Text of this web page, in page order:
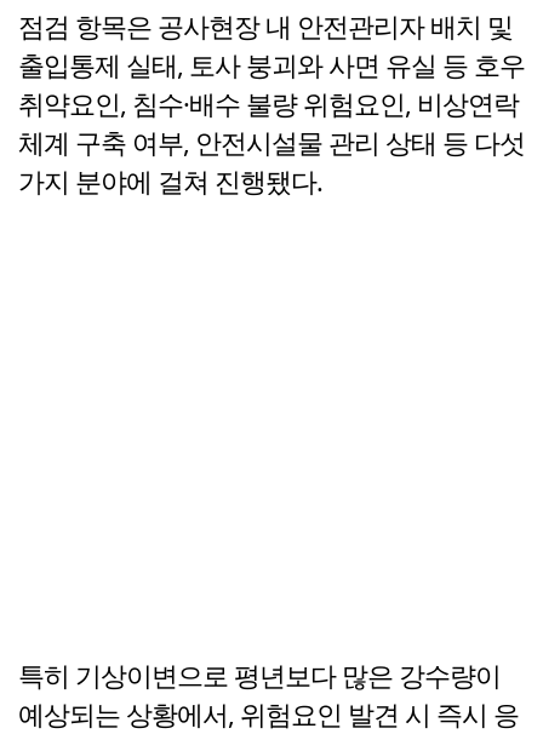
점검 항목은 공사현장 내 안전관리자 배치 및
출입통제 실태, 토사 붕괴와 사면 유실 등 호우
취약요인, 침수·배수 불량 위험요인, 비상연락
체계 구축 여부, 안전시설물 관리 상태 등 다섯
가지 분야에 걸쳐 진행됐다.
특히 기상이변으로 평년보다 많은 강수량이
예상되는 상황에서, 위험요인 발견 시 즉시 응